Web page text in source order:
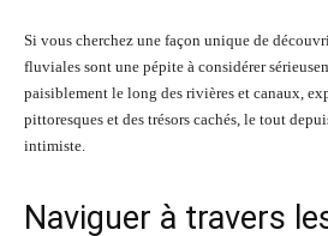
Si vous cherchez une façon unique de
fluviales sont une pépite à considérer
paisiblement le long des rivières et canaux,
pittoresques et des trésors cachés, le tout
intimiste.
Naviguer à travers